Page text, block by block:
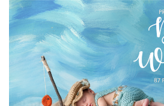
Small 800*533px
Dreamy Watercolor
(85 Textures)
Large 6000*4000px
Entire Collection